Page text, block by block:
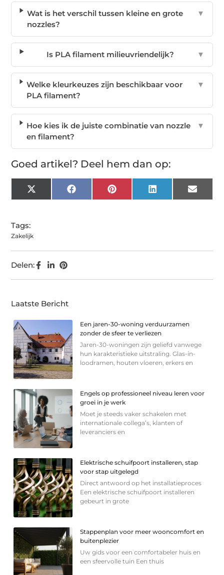
Wat is het verschil tussen kleine en grote
nozzles?
▼
Is PLA filament milieuvriendelijk? ▼
Welke kleurkeuzes zijn beschikbaar voor
PLA filament?
▼
Hoe kies ik de juiste combinatie van nozzle
en filament?
▼
Goed artikel? Deel hem dan op:
X
(Twitter)
Facebook Pinterest LinkedIn Email
Tags:
Zakelijk
Delen:
Laatste Bericht
Een jaren-30-woning verduurzamen
zonder de sfeer te verliezen
Jaren-30-woningen zijn geliefd vanwege
hun karakteristieke uitstraling. Glas-in-
loodramen, houten vloeren, erkers en
Engels op professioneel niveau leren voor
groei in je werk
Moet je steeds vaker schakelen met
internationale collega’s, klanten of
leveranciers en
Elektrische schuifpoort installeren, stap
voor stap uitgelegd
Direct antwoord op het installatieproces
Een elektrische schuifpoort installeren
gebeurt in grote
Stappenplan voor meer wooncomfort en
buitenplezier
Uw gids voor een comfortabeler huis en
een sfeervolle tuin Een thuis